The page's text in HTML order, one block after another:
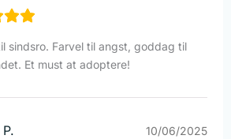
sindsro. Farvel til angst, goddag til
Et must at adoptere!
10/06/2025